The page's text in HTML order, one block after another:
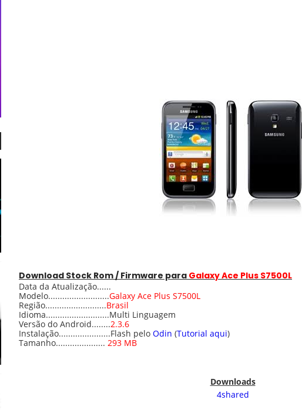
Download Stock Rom / Firmware para Galaxy Ace Plus S7500L
Data da Atualização......
Modelo..........................Galaxy Ace Plus S7500L
Região..........................Brasil
Idioma...........................Multi Linguagem
Versão do Android........2.3.6
Instalação......................Flash pelo Odin (Tutorial aqui)
Tamanho..................... 293 MB
Downloads
4shared